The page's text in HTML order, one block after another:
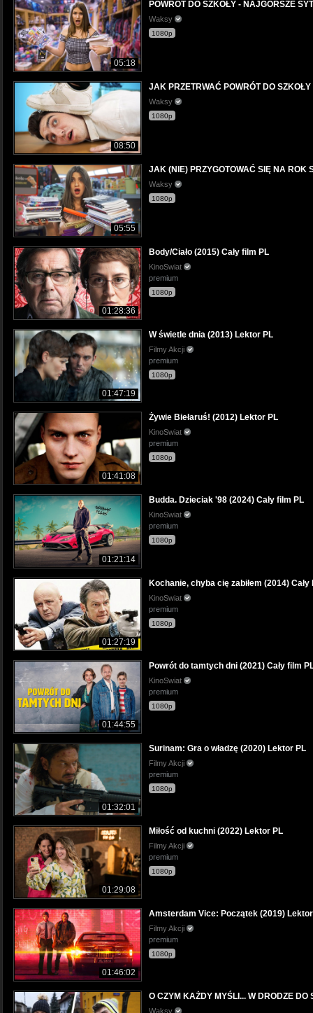
05:18
POWRÓT DO SZKOŁY - NAJGORSZE
Waksy
1080p
08:50
JAK PRZETRWAĆ POWRÓT DO SZKOŁY
Waksy
1080p
05:55
JAK (NIE) PRZYGOTOWAĆ SIĘ NA ROK
Waksy
1080p
01:28:36
Body/Ciało (2015) Cały film PL
KinoSwiat
premium
1080p
01:47:19
W świetle dnia (2013) Lektor PL
Filmy Akcji
premium
1080p
01:41:08
Żywie Biełaruś! (2012) Lektor PL
KinoSwiat
premium
1080p
01:21:14
Budda. Dzieciak '98 (2024) Cały film PL
KinoSwiat
premium
1080p
01:27:19
Kochanie, chyba cię zabiłem (2014) Cały
KinoSwiat
premium
1080p
01:44:55
Powrót do tamtych dni (2021) Cały film
KinoSwiat
premium
1080p
01:32:01
Surinam: Gra o władzę (2020) Lektor PL
Filmy Akcji
premium
1080p
01:29:08
Miłość od kuchni (2022) Lektor PL
Filmy Akcji
premium
1080p
01:46:02
Amsterdam Vice: Początek (2019)
Filmy Akcji
premium
1080p
O CZYM KAŻDY MYŚLI... W DRODZE DO
Waksy